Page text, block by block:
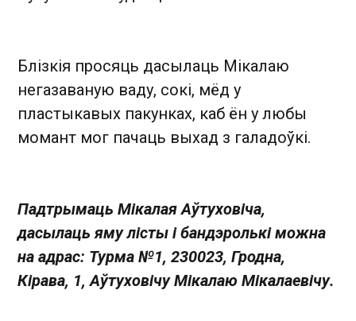
Блізкія просяць дасылаць Мікалаю
негазаваную ваду, сокі, мёд у
пластыкавых пакунках, каб ён у любы
момант мог пачаць выхад з галадоўкі.
Падтрымаць Мікалая Аўтуховіча,
дасылаць яму лісты і бандэролькі можна
на адрас: Турма №1, 230023, Гродна,
Кірава, 1, Аўтуховічу Мікалаю Мікалаевічу.